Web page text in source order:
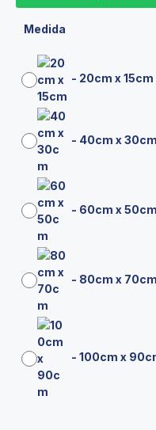
Medida
- 20cm x 15cm
- 40cm x 30cm
- 60cm x 50cm
- 80cm x 70cm
- 100cm x